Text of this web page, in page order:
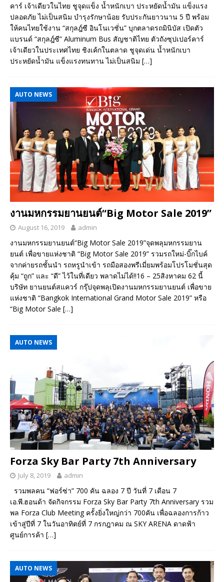
คาร์ เจ้าเดียวในไทย ชูจุดแข็ง น้ำหนักเบา ประหยัดน้ำมัน แข็งแรง
ปลอดภัย ไม่เป็นสนิม บำรุงรักษาน้อย รับประกันยาวนาน 5 ปี พร้อม
ให้คนไทยใช้งาน “สกุลฎ์ซี อินโนเวชั่น” บุกตลาดรถมินิบัส เปิดตัว
แบรนด์ “สกุลฎ์ซี” Aluminum Bus สัญชาติไทย ตัวถังซุปเปอร์คาร์
เจ้าเดียวในประเทศไทย ชิงเค้กในตลาด ชูจุดเด่น น้ำหนักเบา
ประหยัดน้ำมัน แข็งแรงทนทาน ไม่เป็นสนิม […]
AUTO NEWS
งานมหกรรมยานยนต์“Big Motor Sale 2019”
August 16, 2019 admin
งานมหกรรมยานยนต์“Big Motor Sale 2019”จุดพลุมหกรรมยาน
ยนต์ เพื่อขายแห่งชาติ “Big Motor Sale 2019” รวมรถใหม่-บิ๊กไบค์
จากค่ายรถชั้นนำ รถหรูนำเข้า รถมือสองพรีเมี่ยมพร้อมโปรโมชั่นสุด
คุ้ม “ถูก” และ “ดี” ไว้ในที่เดียว พลาดไม่ได้!!16 – 25สิงหาคม 62 นี้
บริษัท ยานยนต์สแควร์ กรุ๊ปจุดพลุเปิดงานมหกรรมยานยนต์ เพื่อขาย
แห่งชาติ “Bangkok International Grand Motor Sale 2019” หรือ
“Big Motor Sale […]
AUTO NEWS
Forza Sky Bar Party 7th Anniversary
July 8, 2019 admin
รวมพลคน “ฟอร์ซ่า” 700 คัน ฉลอง 7 ปี วันที่ 7 เดือน 7
เอ.พี.ฮอนด้า จัดกิจกรรม Forza Sky Bar Party 7th Anniversary รวม
พล Forza Club Meeting ครั้งยิ่งใหญ่กว่า 700คัน เพื่อฉลองการก้าว
เข้าสู่ปีที่ 7 ในวันอาทิตย์ที่ 7 กรกฎาคม ณ SKY ARENA ดาดฟ้า
ศูนย์การค้า […]
AUTO NEWS